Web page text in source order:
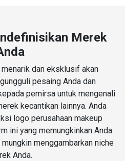
Merek
dan eksklusif akan
pesaing Anda dan
pemirsa untuk mengenali
kecantikan lainnya. Anda
logo perusahaan makeup
ini yang memungkinkan Anda
menggambarkan niche
Anda.